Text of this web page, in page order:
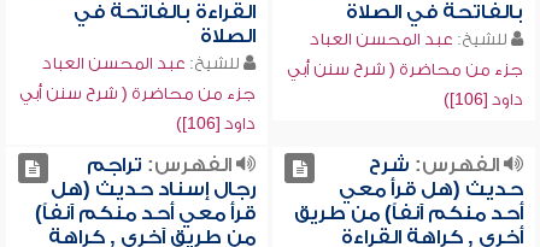
بالفاتحة في الصلاة
للشيخ: عبد المحسن العباد
جزء من محاضرة ( شرح سنن أبي
داود [106])
القراءة بالفاتحة في
الصلاة
للشيخ: عبد المحسن العباد
جزء من محاضرة ( شرح سنن أبي
داود [106])
الفهرس: شرح
حديث (هل قرأ معي
أحد منكم آنفاً) من طريق
أخرى , كراهة القراءة
الفهرس: تراجم
رجال إسناد حديث (هل
قرأ معي أحد منكم آنفاً)
من طريق آخرى , كراهة